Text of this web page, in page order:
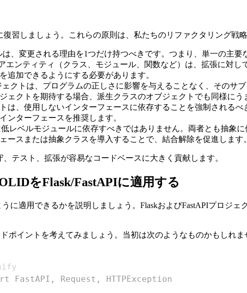
習しましょう。これらの原則は、私たちのリファクタリング戦
、変更される理由を1つだけ持つべきです。つまり、単一の主要
エンティティ（クラス、モジュール、関数など）は、拡張に対
追加できるようにする必要があります。
クトは、プログラムの正しさに影響を与えることなく、そのサ
ェクトを期待する場合、派生クラスのオブジェクトでも同様にう
は、使用しないインターフェースに依存することを強制される
ンターフェースを推奨します。
レベルモジュールに依存すべきではありません。両者とも抽象
ースまたは抽象クラスを導入することで、結合解除を促進します。
テスト、拡張が容易なコードベースに大きく貢献します。
をFlask/FastAPIに適用する
に適用できるかを説明しましょう。FlaskおよびFastAPIプロジ
ポイントを考えてみましょう。当初は次のようなものかもしれま
FastAPI, Request, HTTPException